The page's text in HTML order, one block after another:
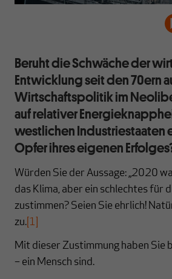
Beruht die Schwäche der
Entwicklung seit den 70ern
Wirtschaftspolitik im
auf relativer
westlichen Industriestaaten
Opfer ihres eigenen
Würden Sie der Aussage: „2020
das Klima, aber ein schlechtes für
zustimmen? Seien Sie ehrlich!
zu. [1]
Mit dieser Zustimmung haben Sie
– ein Mensch sind.